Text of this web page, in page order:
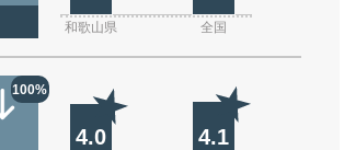
和歌山県 全国
100%
4.0 4.1